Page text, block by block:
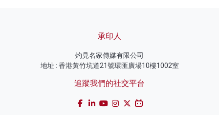
承印人
灼見名家傳媒有限公司
地址 : 香港黃竹坑道21號環匯廣場10樓1002室
追蹤我們的社交平台